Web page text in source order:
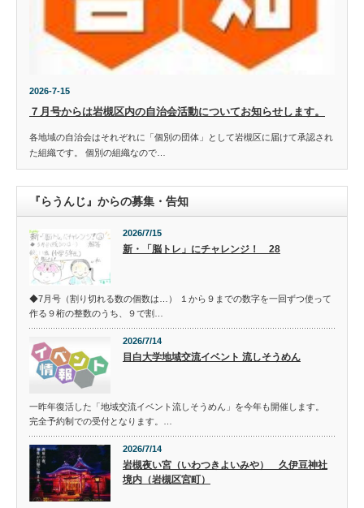
2026-7-15
７月号からは岩槻区内の自治会活動についてお知らせします。
各地域の自治会はそれぞれに「個別の団体」として岩槻区に届けて承認され
た組織です。 個別の組織なので…
『らうんじ』からの募集・告知
2026/7/15
新・「脳トレ」にチャレンジ！ 28
◆7月号（割り切れる数の個数は…） １から９までの数字を一回ずつ使って
作る９桁の整数のうち、９で割…
2026/7/14
目白大学地域交流イベント 流しそうめん
一昨年復活した「地域交流イベント流しそうめん」を今年も開催します。
完全予約制での受付となります。…
2026/7/14
岩槻夜い宮（いわつきよいみや） 久伊豆神社
境内（岩槻区宮町）